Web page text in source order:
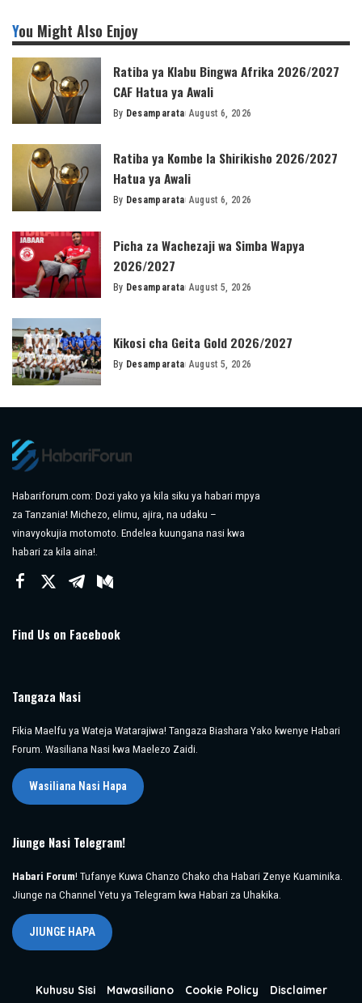
You Might Also Enjoy
Ratiba ya Klabu Bingwa Afrika 2026/2027
CAF Hatua ya Awali
Posted
By Desamparata August 6, 2026
Ratiba ya Kombe la Shirikisho 2026/2027
Hatua ya Awali
Posted
By Desamparata August 6, 2026
Picha za Wachezaji wa Simba Wapya
2026/2027
Posted
By Desamparata August 5, 2026
Kikosi cha Geita Gold 2026/2027
Posted
By Desamparata August 5, 2026
Habariforum.com: Dozi yako ya kila siku ya habari mpya
za Tanzania! Michezo, elimu, ajira, na udaku –
vinavyokujia motomoto. Endelea kuungana nasi kwa
habari za kila aina!.
Find Us on Facebook
Tangaza Nasi
Fikia Maelfu ya Wateja Watarajiwa! Tangaza Biashara Yako kwenye Habari
Forum. Wasiliana Nasi kwa Maelezo Zaidi.
Wasiliana Nasi Hapa
Jiunge Nasi Telegram!
Habari Forum! Tufanye Kuwa Chanzo Chako cha Habari Zenye Kuaminika.
Jiunge na Channel Yetu ya Telegram kwa Habari za Uhakika.
JIUNGE HAPA
Kuhusu Sisi Mawasiliano Cookie Policy Disclaimer